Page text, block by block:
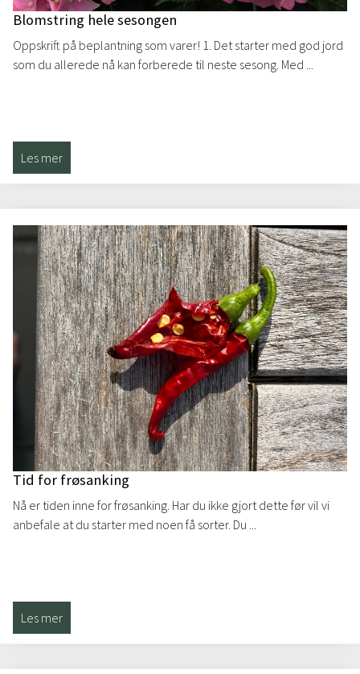
Blomstring hele sesongen
Oppskrift på beplantning som varer! 1. Det starter med god jord
som du allerede nå kan forberede til neste sesong. Med ...
Les mer
Tid for frøsanking
Nå er tiden inne for frøsanking. Har du ikke gjort dette før vil vi
anbefale at du starter med noen få sorter. Du ...
Les mer